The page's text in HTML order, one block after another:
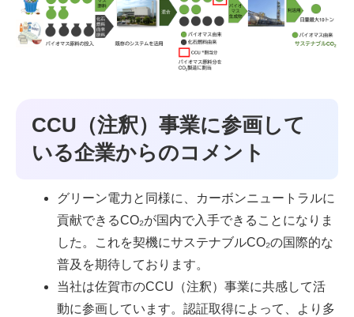
CCU（注釈）事業に参画して
いる企業からのコメント
グリーン電力と同様に、カーボンニュートラルに
貢献できるCO₂が国内で入手できることになりま
した。これを契機にサステナブルCO₂の国際的な
普及を期待しております。
当社は佐賀市のCCU（注釈）事業に共感して活
動に参画しています。認証取得によって、より多